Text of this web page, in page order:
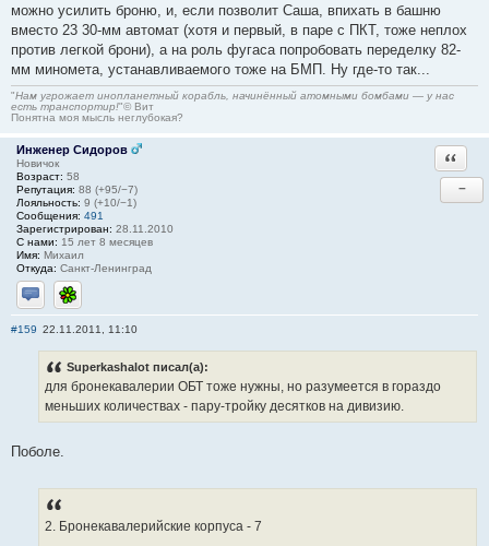
можно усилить броню, и, если позволит Саша, впихать в башню
вместо 23 30-мм автомат (хотя и первый, в паре с ПКТ, тоже неплох
против легкой брони), а на роль фугаса попробовать переделку 82-
мм миномета, устанавливаемого тоже на БМП. Ну где-то так...
"Нам угрожает инопланетный корабль, начинённый атомными бомбами — у нас
есть транспортир!"© Вит
Понятна моя мысль неглубокая?
Инженер Сидоров
Новичок
Возраст: 58
Репутация: 88 (+95/−7)
Лояльность: 9 (+10/−1)
Сообщения: 491
Зарегистрирован: 28.11.2010
С нами: 15 лет 8 месяцев
Имя: Михаил
Откуда: Санкт-Ленинград
Отправить личное сообщение
ICQ
−
#159 22.11.2011, 11:10
Superkashalot писал(а):
для бронекавалерии ОБТ тоже нужны, но разумеется в гораздо
меньших количествах - пару-тройку десятков на дивизию.
Поболе.
2. Бронекавалерийские корпуса - 7